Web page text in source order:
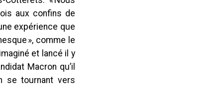
aux confins de
expérience que
», comme le
et lancé il y
Macron qu’il
se tournant vers